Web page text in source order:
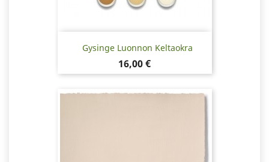
Gysinge Luonnon Keltaokra
Hinta
16,00 €